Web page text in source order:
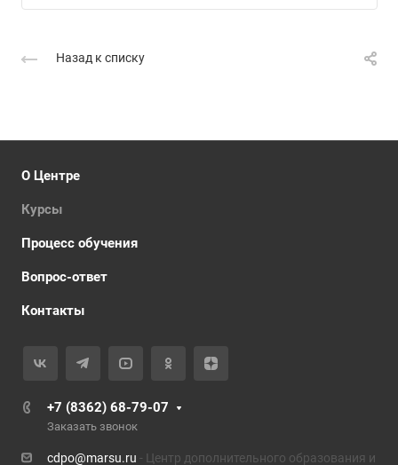
Назад к списку
О Центре
Курсы
Процесс обучения
Вопрос-ответ
Контакты
+7 (8362) 68-79-07
Заказать звонок
cdpo@marsu.ru - Центр дополнительного образования и